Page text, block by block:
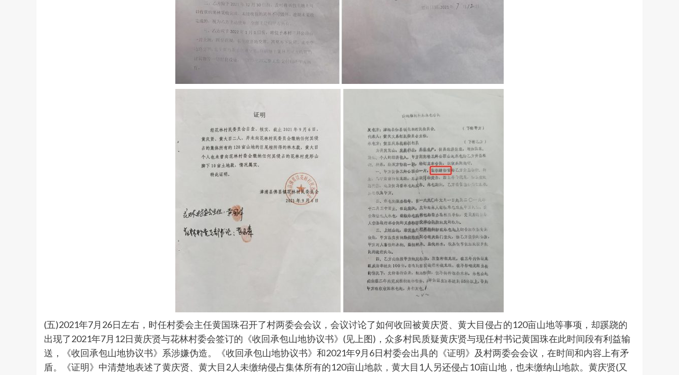
(五)2021年7月26日左右，时任村委会主任黄国珠召开了村两委会会议，会议讨论了如何收回被黄庆贤、黄大目侵占的120亩山地等事项，却蹊跷的
出现了2021年7月12日黄庆贤与花林村委会签订的《收回承包山地协议书》(见上图)，众多村民质疑黄庆贤与现任村书记黄国珠在此时间段有利益输
送，《收回承包山地协议书》系涉嫌伪造。《收回承包山地协议书》和2021年9月6日村委会出具的《证明》及村两委会会议，在时间和内容上有矛
盾。《证明》中清楚地表述了黄庆贤、黄大目2人未缴纳侵占集体所有的120亩山地款，黄大目1人另还侵占10亩山地，也未缴纳山地款。黄庆贤(又